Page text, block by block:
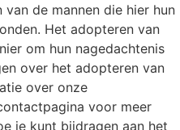
de mannen die hier hun
Het adopteren van
om hun nagedachtenis
over het adopteren van
over onze
voor meer
je kunt bijdragen aan het